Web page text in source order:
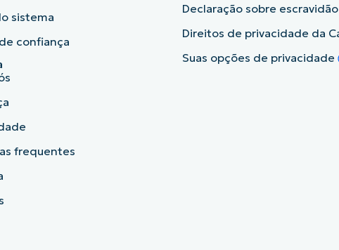
sistema
confiança
frequentes
Declaração sobre
Direitos de privacidade da
Suas opções de privacidade